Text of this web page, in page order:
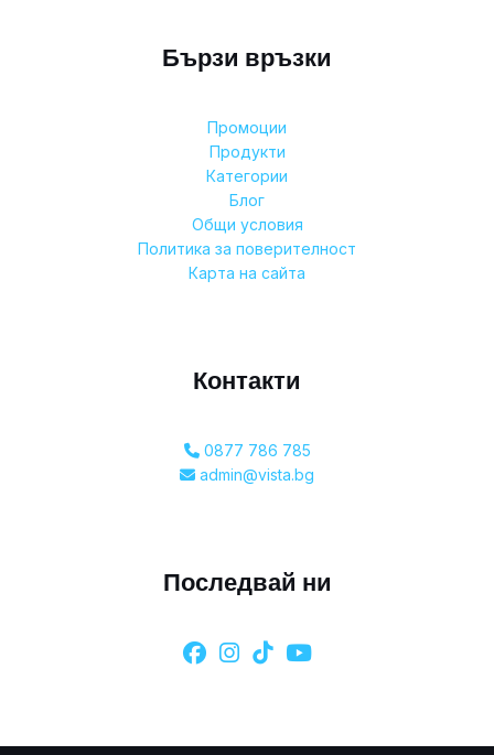
Бързи връзки
Промоции
Продукти
Категории
Блог
Общи условия
Политика за поверителност
Карта на сайта
Контакти
0877 786 785
admin@vista.bg
Последвай ни